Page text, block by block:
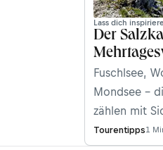
Lass dich
Der
Fuschlsee,
Mondsee –
zählen mit
schönsten
Tourentipps1